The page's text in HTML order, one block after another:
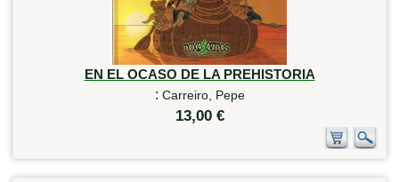
EN EL OCASO DE LA PREHISTORIA
: Carreiro, Pepe
13,00 €